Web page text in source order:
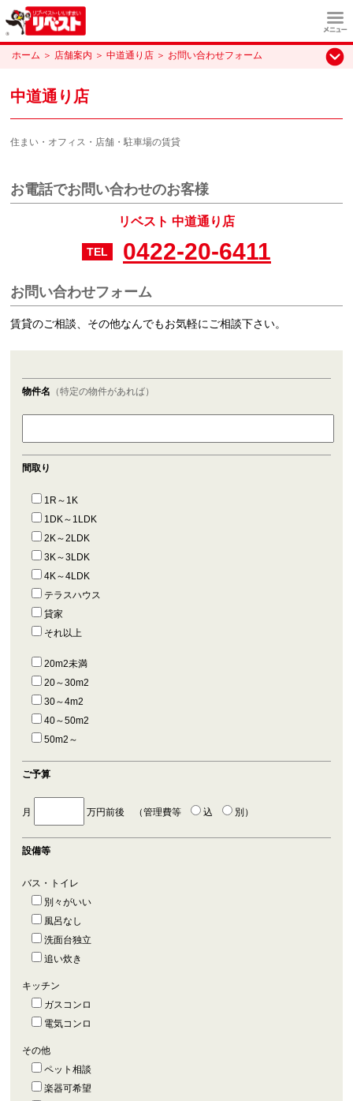
ホーム ＞ 店舗案内 ＞ 中道通り店 ＞ お問い合わせフォーム
中道通り店
住まい・オフィス・店舗・駐車場の賃貸
お電話でお問い合わせのお客様
リベスト 中道通り店
TEL 0422-20-6411
お問い合わせフォーム
賃貸のご相談、その他なんでもお気軽にご相談下さい。
物件名 （特定の物件があれば）
間取り
1R～1K
1DK～1LDK
2K～2LDK
3K～3LDK
4K～4LDK
テラスハウス
貸家
それ以上
20m2未満
20～30m2
30～4m2
40～50m2
50m2～
ご予算
月 万円前後 （管理費等 込 別 ）
設備等
バス・トイレ
別々がいい
風呂なし
洗面台独立
追い炊き
キッチン
ガスコンロ
電気コンロ
その他
ペット相談
楽器可希望